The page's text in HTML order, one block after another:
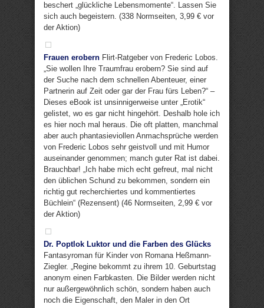
beschert „glückliche Lebensmomente“. Lassen Sie
sich auch begeistern. (338 Normseiten, 3,99 € vor
der Aktion)
Frauen erobern Flirt-Ratgeber von Frederic Lobos.
„Sie wollen Ihre Traumfrau erobern? Sie sind auf
der Suche nach dem schnellen Abenteuer, einer
Partnerin auf Zeit oder gar der Frau fürs Leben?“ –
Dieses eBook ist unsinnigerweise unter „Erotik“
gelistet, wo es gar nicht hingehört. Deshalb hole ich
es hier noch mal heraus. Die oft platten, manchmal
aber auch phantasieviollen Anmachsprüche werden
von Frederic Lobos sehr geistvoll und mit Humor
auseinander genommen; manch guter Rat ist dabei.
Brauchbar! „Ich habe mich echt gefreut, mal nicht
den üblichen Schund zu bekommen, sondern ein
richtig gut recherchiertes und kommentiertes
Büchlein“ (Rezensent) (46 Normseiten, 2,99 € vor
der Aktion)
Dr. Poptlok Luktor und die Farben des Glücks
Fantasyroman für Kinder von Romana Heßmann-
Ziegler. „Regine bekommt zu ihrem 10. Geburtstag
anonym einen Farbkasten. Die Bilder werden nicht
nur außergewöhnlich schön, sondern haben auch
noch die Eigenschaft, den Maler in den Ort